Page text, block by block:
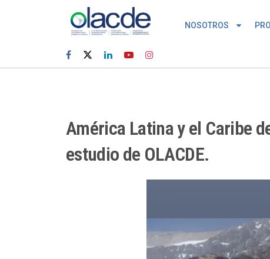
NOSOTROS
América Latina y el Caribe
estudio de OLACDE.